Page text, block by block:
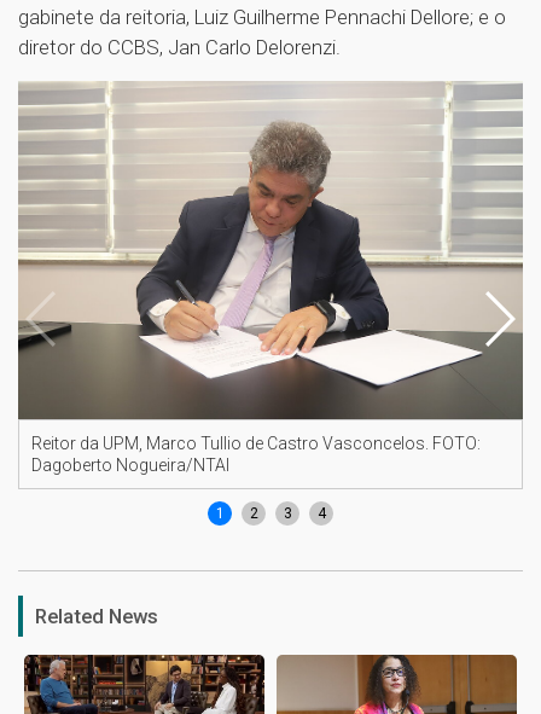
gabinete da reitoria, Luiz Guilherme Pennachi Dellore; e o
diretor do CCBS, Jan Carlo Delorenzi.
Reitor da UPM, Marco Tullio de Castro Vasconcelos. FOTO:
Dagoberto Nogueira/NTAI
1 2 3 4
Related News